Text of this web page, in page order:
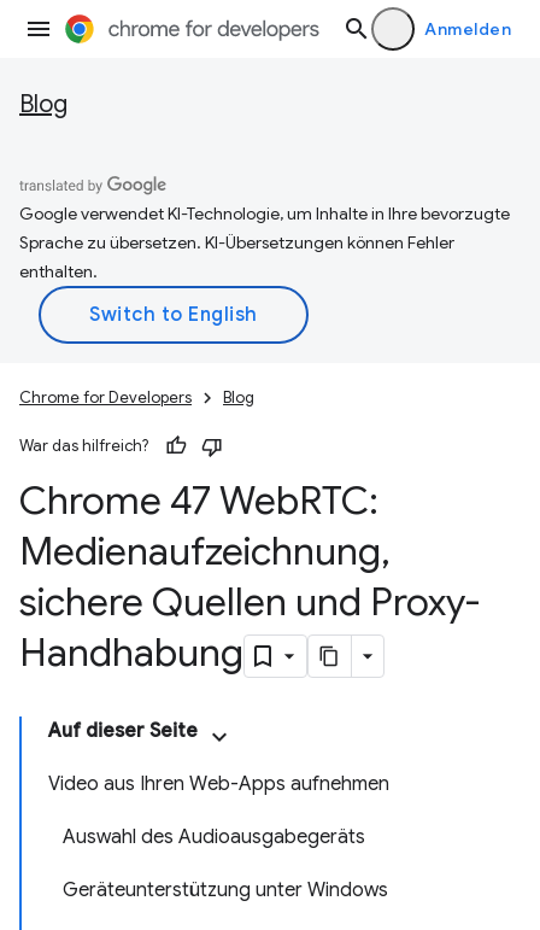
Anmelden
Blog
Google verwendet KI-Technologie, um Inhalte in Ihre bevorzugte
Sprache zu übersetzen. KI-Übersetzungen können Fehler
enthalten.
Chrome for Developers Blog
War das hilfreich?
Chrome 47 WebRTC:
Medienaufzeichnung,
sichere Quellen und Proxy-
Handhabung
Auf dieser Seite
Video aus Ihren Web-Apps aufnehmen
Auswahl des Audioausgabegeräts
Geräteunterstützung unter Windows